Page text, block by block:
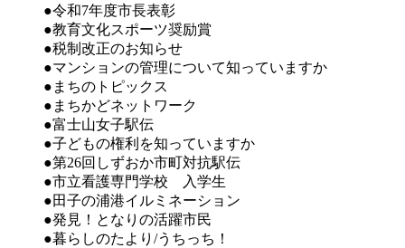
●令和7年度市長表彰
●教育文化スポーツ奨励賞
●税制改正のお知らせ
●マンションの管理について知っていますか
●まちのトピックス
●まちかどネットワーク
●富士山女子駅伝
●子どもの権利を知っていますか
●第26回しずおか市町対抗駅伝
●市立看護専門学校 入学生
●田子の浦港イルミネーション
●発見！となりの活躍市民
●暮らしのたより/うちっち！